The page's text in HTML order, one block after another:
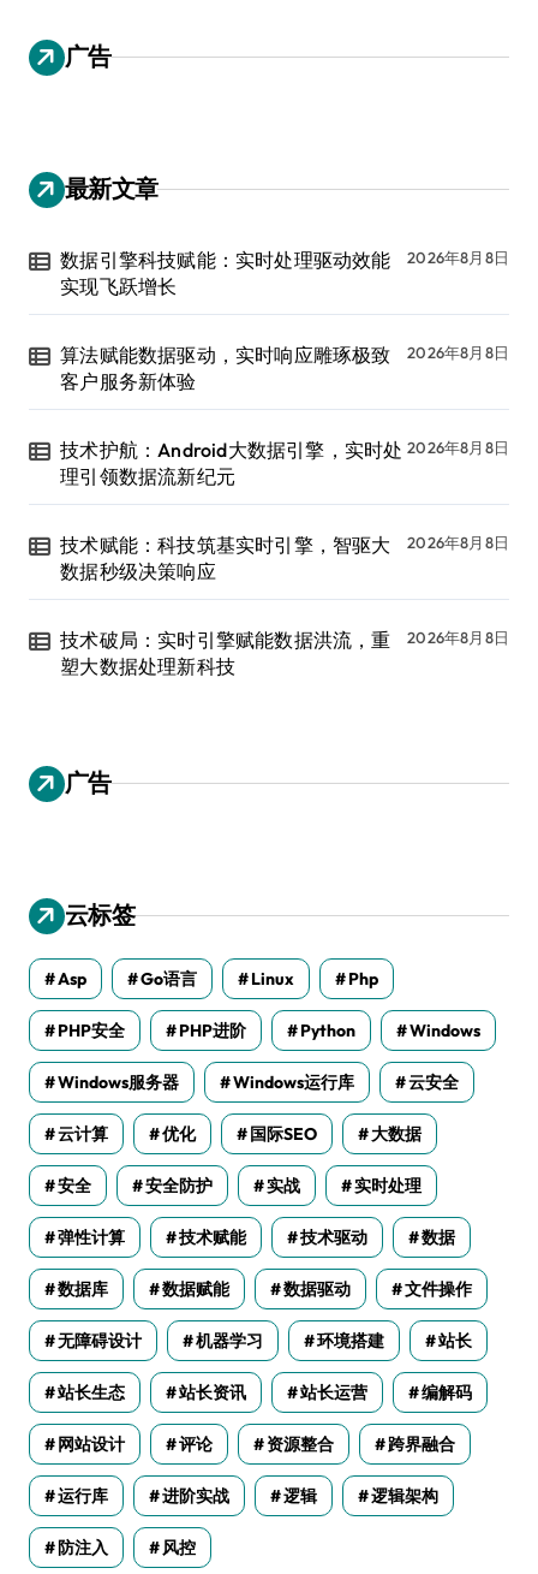
广告
最新文章
数据引擎科技赋能：实时处理驱动效能
实现飞跃增长
2026年8月8日
算法赋能数据驱动，实时响应雕琢极致
客户服务新体验
2026年8月8日
技术护航：Android大数据引擎，实时处
理引领数据流新纪元
2026年8月8日
技术赋能：科技筑基实时引擎，智驱大
数据秒级决策响应
2026年8月8日
技术破局：实时引擎赋能数据洪流，重
塑大数据处理新科技
2026年8月8日
广告
云标签
Asp Go语言 Linux Php
PHP安全 PHP进阶 Python Windows
Windows服务器 Windows运行库 云安全
云计算 优化 国际SEO 大数据
安全 安全防护 实战 实时处理
弹性计算 技术赋能 技术驱动 数据
数据库 数据赋能 数据驱动 文件操作
无障碍设计 机器学习 环境搭建 站长
站长生态 站长资讯 站长运营 编解码
网站设计 评论 资源整合 跨界融合
运行库 进阶实战 逻辑 逻辑架构
防注入 风控